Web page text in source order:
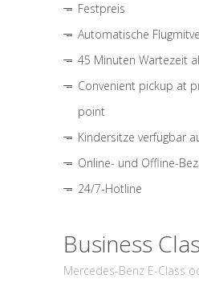
Festpreis
Automatische
45 Minuten Wartezeit
Convenient pickup at
point
Kindersitze verfügbar
Online- und Offline-
24/7-Hotline
Business
Mercedes-Benz E-Class